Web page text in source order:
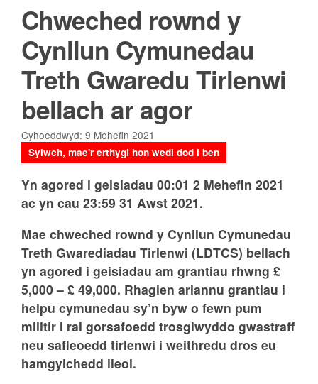
Chweched rownd y
Cynllun Cymunedau
Treth Gwaredu Tirlenwi
bellach ar agor
Cyhoeddwyd: 9 Mehefin 2021
Sylwch, mae'r erthygl hon wedi dod i ben
Yn agored i geisiadau 00:01 2 Mehefin 2021
ac yn cau 23:59 31 Awst 2021.
Mae chweched rownd y Cynllun Cymunedau
Treth Gwarediadau Tirlenwi (LDTCS) bellach
yn agored i geisiadau am grantiau rhwng £
5,000 – £ 49,000. Rhaglen ariannu grantiau i
helpu cymunedau sy’n byw o fewn pum
milltir i rai gorsafoedd trosglwyddo gwastraff
neu safleoedd tirlenwi i weithredu dros eu
hamgylchedd lleol.